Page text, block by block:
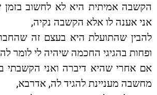
הקשבה אמיתית היא לא לחשוב
אני אענה לו אלא הקשבה נקיה,
להבין שהתועלת היא בעצם זה
ופחות בהגיגי החכמה שיהיה לי לומר
אם אחרי שהיא דיברה ואני הקשבתי
מחשבה מעניינת להגיד לה, אדרבא,